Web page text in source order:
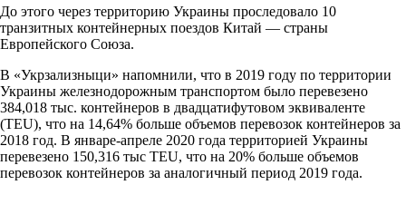
До этого через территорию Украины проследовало 10
транзитных контейнерных поездов Китай — страны
Европейского Союза.
В «Укрзализныци» напомнили, что в 2019 году по территории
Украины железнодорожным транспортом было перевезено
384,018 тыс. контейнеров в двадцатифутовом эквиваленте
(TEU), что на 14,64% больше объемов перевозок контейнеров за
2018 год. В январе-апреле 2020 года территорией Украины
перевезено 150,316 тыс TEU, что на 20% больше объемов
перевозок контейнеров за аналогичный период 2019 года.